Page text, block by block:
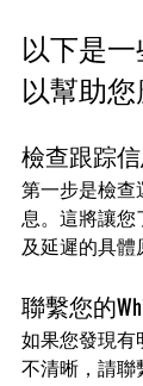
以下是
以幫助您
檢查跟踪信
第一步是檢查
息。這將讓您
及延遲的具體
聯繫您的
如果您發現有
不清晰，請聯